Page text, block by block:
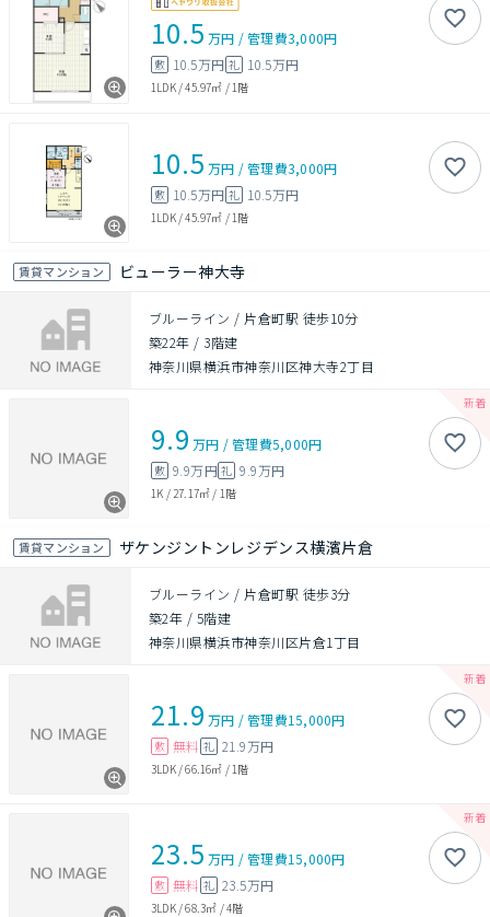
10.5 万円 /管理費3,000円
敷 10.5万円 礼 10.5万円
1LDK/45.97㎡ /1階
10.5 万円 /管理費3,000円
敷 10.5万円 礼 10.5万円
1LDK/45.97㎡ / 1階
賃貸マンション ビューラー神大寺
ブルーライン / 片倉町駅 徒歩10分
築22年 / 3階建
神奈川県横浜市神奈川区神大寺2丁目
9.9 万円 /管理費5,000円
敷 9.9万円礼 9.9万円
1K / 27.17㎡ / 1階
賃貸マンション ザケンジントンレジデンス横濱片倉
ブルーライン / 片倉町駅 徒歩3分
築2年 / 5階建
神奈川県横浜市神奈川区片倉1丁目
21.9 万円 /管理費15,000円
敷 無料 礼 21.9万円
3LDK/66.16㎡ / 1階
23.5 万円 /管理費15,000円
敷 無料 礼 23.5万円
3LDK/68.3㎡ /4階